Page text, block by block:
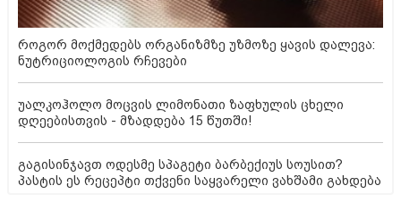
როგორ მოქმედებს ორგანიზმზე უზმოზე ყავის დალევა:
ნუტრიციოლოგის რჩევები
უალკოჰოლო მოცვის ლიმონათი ზაფხულის ცხელი
დღეებისთვის - მზადდება 15 წუთში!
გაგისინჯავთ ოდესმე სპაგეტი ბარბექიუს სოუსით?
პასტის ეს რეცეპტი თქვენი საყვარელი ვახშამი გახდება